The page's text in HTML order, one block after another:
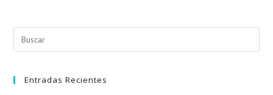
Entradas Recientes